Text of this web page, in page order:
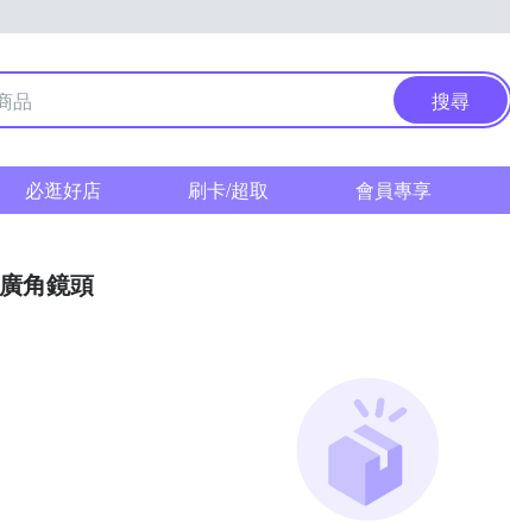
搜尋
必逛好店 刷卡/超取 會員專享
廣角鏡頭